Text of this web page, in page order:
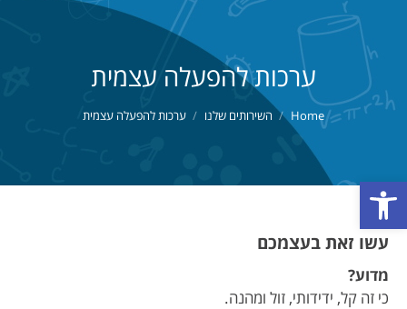
פתח סרגל נגישות
ערכות להפעלה עצמית
You are here:
Home השירותים שלנו ערכות להפעלה עצמית
עשו זאת בעצמכם
מדוע?
כי זה קל, ידידותי, זול ומהנה.